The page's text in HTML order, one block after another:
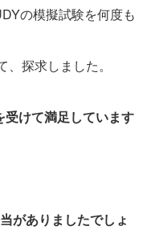
の模擬試験を何度も
探求しました。
けて満足しています
がありましたでしょ